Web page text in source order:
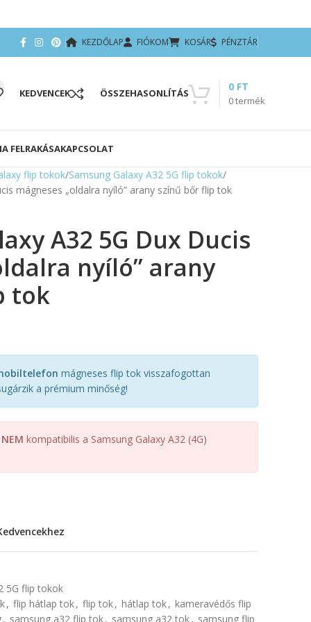
KEZDŐLAP FIÓKOM KOSÁR PÉNZTÁR
KEDVENCEK ÖSSZEHASONLÍTÁS
0termék
0 FT
FELRAKÁSAKAPCSOLAT
flip tokok Samsung Galaxy A32 5G flip tokok
mágneses „oldalra nyíló” arany színű bőr flip tok
A32 5G Dux Ducis
nyíló” arany
tok
mágneses flip tok visszafogottan
a prémium minőség!
NEM kompatibilis a Samsung Galaxy A32 (4G)
5G flip tokok
, flip hátlap tok, flip tok, hátlap tok, kameravédős flip
, samsung a32 flip tok, samsung a32 tok, samsung flip